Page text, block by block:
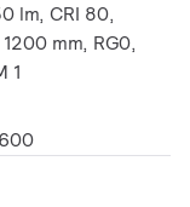
lm, CRI 80,
mm, RG0,
1